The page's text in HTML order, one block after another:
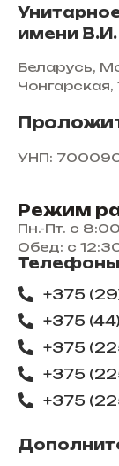
имени
Беларусь,
Чонгарская,
УНП:
Режим
Пн.-Пт. с
Обед: с
Телефоны
+375
+375
+375
+375
+375